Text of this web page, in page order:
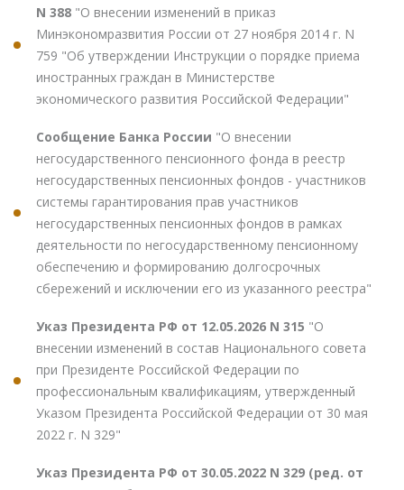
N 388 "О внесении изменений в приказ
Минэкономразвития России от 27 ноября 2014 г. N
759 "Об утверждении Инструкции о порядке приема
иностранных граждан в Министерстве
экономического развития Российской Федерации"
Сообщение Банка России "О внесении
негосударственного пенсионного фонда в реестр
негосударственных пенсионных фондов - участников
системы гарантирования прав участников
негосударственных пенсионных фондов в рамках
деятельности по негосударственному пенсионному
обеспечению и формированию долгосрочных
сбережений и исключении его из указанного реестра"
Указ Президента РФ от 12.05.2026 N 315 "О
внесении изменений в состав Национального совета
при Президенте Российской Федерации по
профессиональным квалификациям, утвержденный
Указом Президента Российской Федерации от 30 мая
2022 г. N 329"
Указ Президента РФ от 30.05.2022 N 329 (ред. от